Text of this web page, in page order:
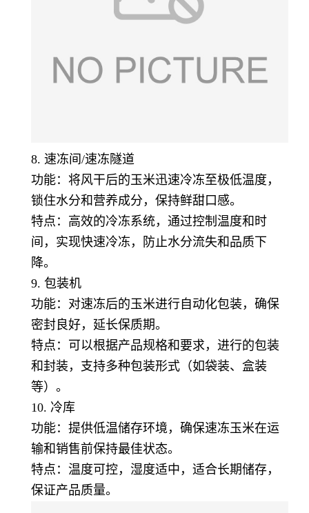
8. 速冻间/速冻隧道
功能：将风干后的玉米迅速冷冻至极低温度，
锁住水分和营养成分，保持鲜甜口感。
特点：高效的冷冻系统，通过控制温度和时
间，实现快速冷冻，防止水分流失和品质下
降。
9. 包装机
功能：对速冻后的玉米进行自动化包装，确保
密封良好，延长保质期。
特点：可以根据产品规格和要求，进行的包装
和封装，支持多种包装形式（如袋装、盒装
等）。
10. 冷库
功能：提供低温储存环境，确保速冻玉米在运
输和销售前保持最佳状态。
特点：温度可控，湿度适中，适合长期储存，
保证产品质量。